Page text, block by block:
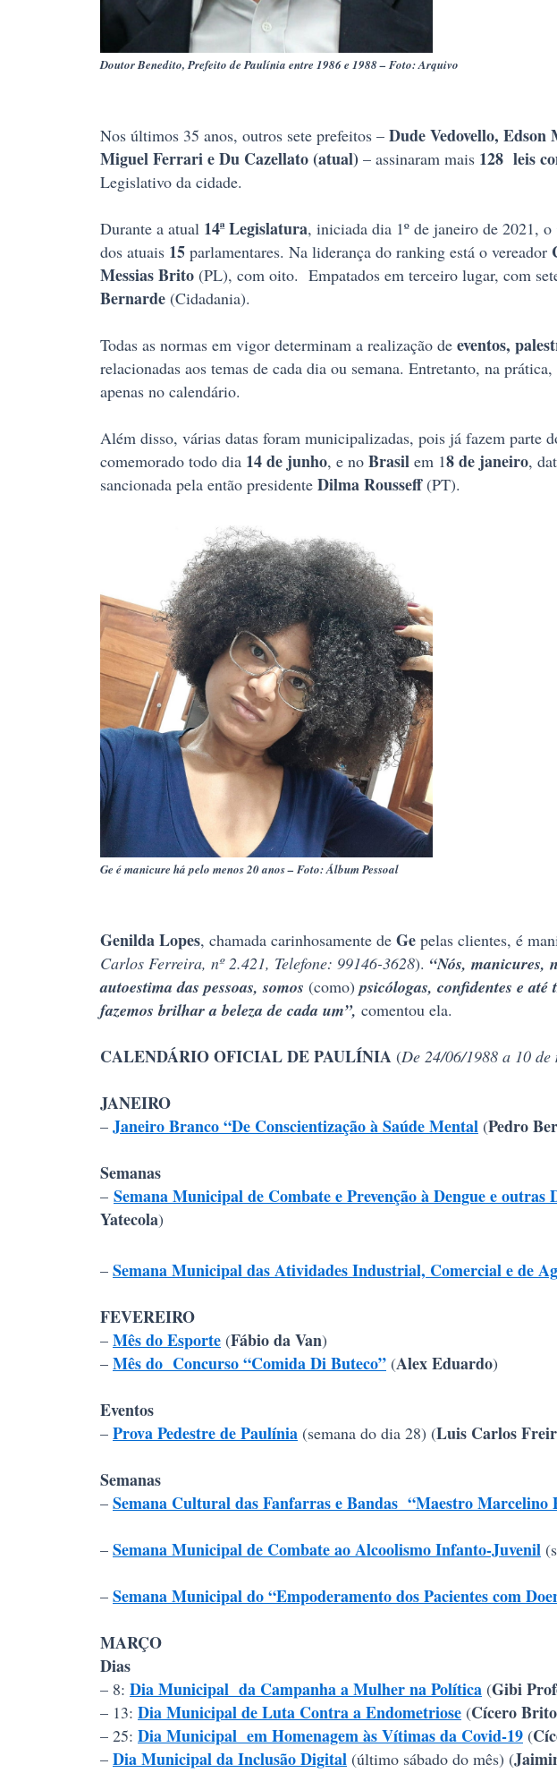
Doutor Benedito, Prefeito de Paulínia entre 1986 e 1988 – Foto: Arquivo
Nos últimos 35 anos, outros sete prefeitos – Dude Vedovello,
Miguel Ferrari e Du Cazellato (atual) – assinaram mais 128 leis
Legislativo da cidade.
Durante a atual 14ª Legislatura, iniciada dia 1º de janeiro de 2021, o
dos atuais 15 parlamentares. Na liderança do ranking está o vereador
Messias Brito (PL), com oito. Empatados em terceiro lugar, com
Bernarde (Cidadania).
Todas as normas em vigor determinam a realização de eventos,
relacionadas aos temas de cada dia ou semana. Entretanto, na
apenas no calendário.
Além disso, várias datas foram municipalizadas, pois já fazem parte
comemorado todo dia 14 de junho, e no Brasil em 18 de janeiro,
sancionada pela então presidente Dilma Rousseff(PT).
Ge é manicure há pelo menos 20 anos – Foto: Álbum Pessoal
Genilda Lopes, chamada carinhosamente de Ge pelas clientes, é
Carlos Ferreira, nº 2.421, Telefone: 99146-3628). “Nós, manicures,
autoestima das pessoas, somos (como) psicólogas, confidentes e até
fazemos brilhar a beleza de cada um”, comentou ela.
CALENDÁRIO OFICIAL DE PAULÍNIA (De 24/06/1988 a 10 de
JANEIRO
– Janeiro Branco “De Conscientização à Saúde Mental (Pedro
Semanas
– Semana Municipal de Combate e Prevenção à Dengue e
Yatecola)
– Semana Municipal das Atividades Industrial, Comercial e de
FEVEREIRO
– Mês do Esporte (Fábio da Van)
– Mês do Concurso “Comida Di Buteco” (Alex Eduardo)
Eventos
– Prova Pedestre de Paulínia (semana do dia 28) (Luis Carlos
Semanas
– Semana Cultural das Fanfarras e Bandas “Maestro Marcelino
– Semana Municipal de Combate ao Alcoolismo Infanto-Juvenil
– Semana Municipal do “Empoderamento dos Pacientes com
MARÇO
Dias
– 8: Dia Municipal da Campanha a Mulher na Política (Gibi
– 13: Dia Municipal de Luta Contra a Endometriose (Cícero Brito
– 25: Dia Municipal em Homenagem às Vítimas da Covid-19 (
– Dia Municipal da Inclusão Digital (último sábado do mês) (